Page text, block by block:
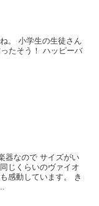
。 小学生の生徒さん
たそう！ ハッピーバ
器なので サイズがい
じくらいのヴァイオ
感動しています。 き